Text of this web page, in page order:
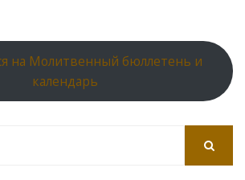
на Молитвенный бюллетень и
календарь